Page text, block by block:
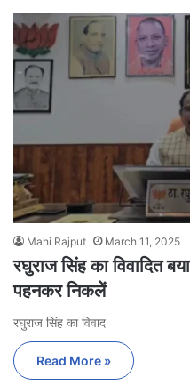
Mahi Rajput March 11, 2025
रघुराज सिंह का विवादित
पहनकर निकलें
रघुराज सिंह का विवाद
Read More »